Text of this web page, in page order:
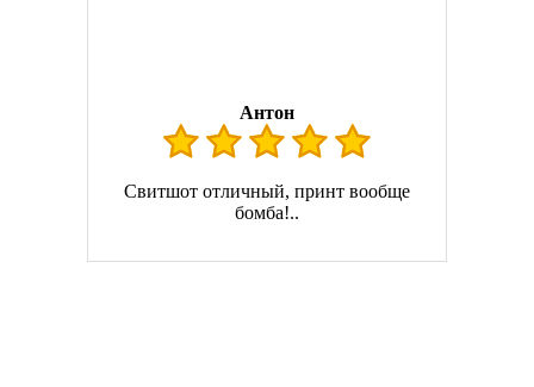
Антон
Свитшот отличный, принт вообще
бомба!..